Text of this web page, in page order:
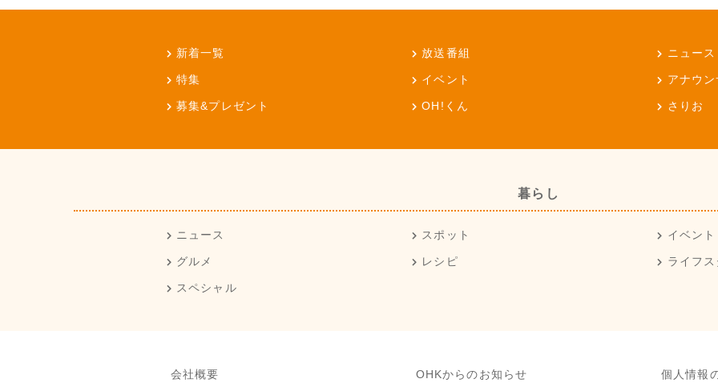
新着一覧 放送番組 ニュース
特集 イベント アナウ
募集&プレゼント OH!くん さりお
暮らし
ニュース スポット イベント
グルメ レシピ ライフ
スペシャル
会社概要 OHKからのお知らせ 個人情報